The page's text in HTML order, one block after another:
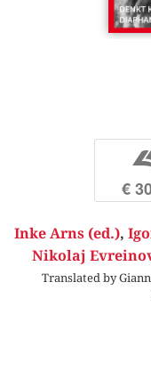
€
Inke Arns (ed.),
Nikolaj
Translated by